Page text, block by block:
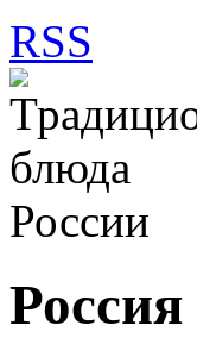
RSS
Россия